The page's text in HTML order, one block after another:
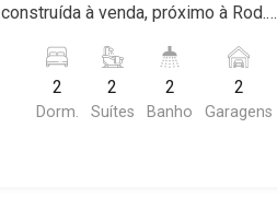
construída à venda, próximo à Rod.
Santa Marta, Ribeirão Preto/SP.
Conheça as características deste
imóvel que a Martinelli Imobiliária
2
Dorm.
2
Suítes
2
Banho
2
Garagens